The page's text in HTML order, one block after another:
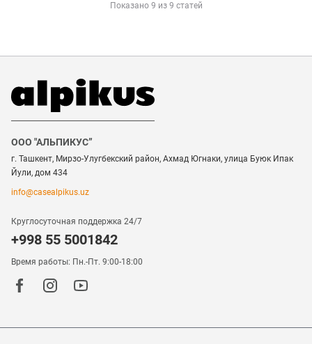
Показано 9 из 9 статей
ООО "АЛЬПИКУС”
г. Ташкент, Мирзо-Улугбекский район, Ахмад Югнаки, улица Буюк Ипак
Йули, дом 434
info@casealpikus.uz
Круглосуточная поддержка 24/7
+998 55 5001842
Время работы: Пн.-Пт. 9:00-18:00